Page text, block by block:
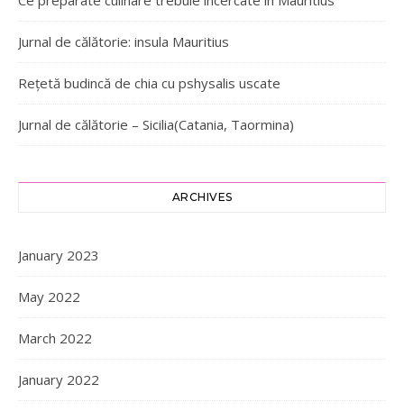
Jurnal de călătorie: insula Mauritius
Rețetă budincă de chia cu pshysalis uscate
Jurnal de călătorie – Sicilia(Catania, Taormina)
ARCHIVES
January 2023
May 2022
March 2022
January 2022